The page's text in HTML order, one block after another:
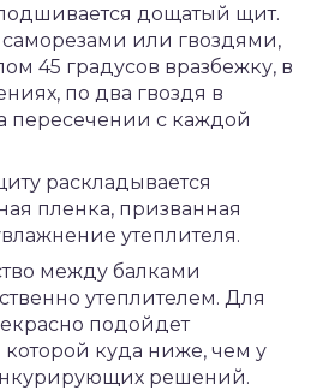
дощатый щит.
или гвоздями,
45 градусов вразбежку, в
по два гвоздя в
пересечении с каждой
раскладывается
пленка, призванная
утеплителя.
между балками
утеплителем. Для
подойдет
которой куда ниже, чем у
решений.